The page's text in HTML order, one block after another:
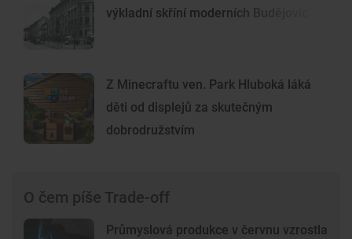
výkladní skříní moderních Budějovic
Z Minecraftu ven. Park Hluboká láká
děti od displejů za skutečným
dobrodružstvím
O čem píše Trade-off
Průmyslová produkce v červnu vzrostla